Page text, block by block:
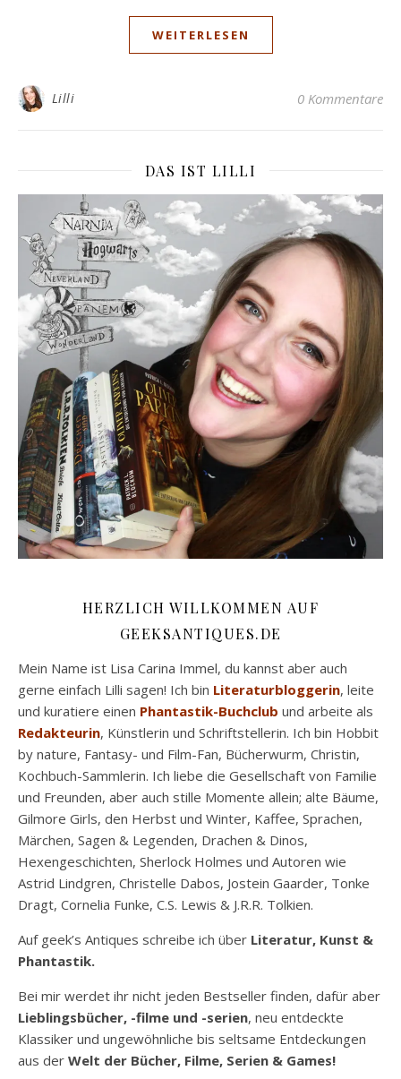
WEITERLESEN
Lilli 0 Kommentare
DAS IST LILLI
HERZLICH WILLKOMMEN AUF
GEEKSANTIQUES.DE
Mein Name ist Lisa Carina Immel, du kannst aber auch
gerne einfach Lilli sagen! Ich bin Literaturbloggerin, leite
und kuratiere einen Phantastik-Buchclub und arbeite als
Redakteurin, Künstlerin und Schriftstellerin. Ich bin Hobbit
by nature, Fantasy- und Film-Fan, Bücherwurm, Christin,
Kochbuch-Sammlerin. Ich liebe die Gesellschaft von Familie
und Freunden, aber auch stille Momente allein; alte Bäume,
Gilmore Girls, den Herbst und Winter, Kaffee, Sprachen,
Märchen, Sagen & Legenden, Drachen & Dinos,
Hexengeschichten, Sherlock Holmes und Autoren wie
Astrid Lindgren, Christelle Dabos, Jostein Gaarder, Tonke
Dragt, Cornelia Funke, C.S. Lewis & J.R.R. Tolkien.
Auf geek’s Antiques schreibe ich über Literatur, Kunst &
Phantastik.
Bei mir werdet ihr nicht jeden Bestseller finden, dafür aber
Lieblingsbücher, -filme und -serien, neu entdeckte
Klassiker und ungewöhnliche bis seltsame Entdeckungen
aus der Welt der Bücher, Filme, Serien & Games!